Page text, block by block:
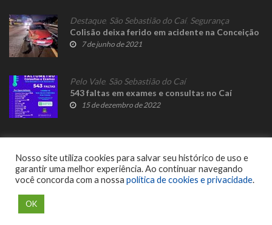
Destaque, São Sebastião do Caí, Segurança
Colisão deixa ferido em acidente na Conceição
7 de junho de 2021
Pelo Vale, São Sebastião do Caí
543 faltas em exames e consultas no Caí
15 de dezembro de 2022
Nosso site utiliza cookies para salvar seu histórico de uso e
garantir uma melhor experiência. Ao continuar navegando
você concorda com a nossa política de cookies e privacidade.
OK